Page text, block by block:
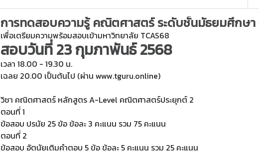
การทดสอบความรู้ คณิตศาสตร์ระดับชั้นมัธยมศึกษา
เพื่อเตรียมความพร้อมสอบเข้ามหาวิทยาลัย TCAS68
สอบวันที่ 23 กุมภาพันธ์ 2568
เวลา 18.00 - 19.30 น.
เฉลย 20.00 เป็นต้นไป (ผ่าน www.tguru.online)
วิชา คณิตศาสตร์ หลักสูตร A-Level คณิตศาสตร์ประยุกต์ 2
ตอนที่ 1
ข้อสอบ ปรนัย 25 ข้อ ข้อละ 3 คะแนน รวม 75 คะแนน
ตอนที่ 2
ข้อสอบ อัตนัยเติมคำตอบ 5 ข้อ ข้อละ 5 คะแนน รวม 25 คะแนน